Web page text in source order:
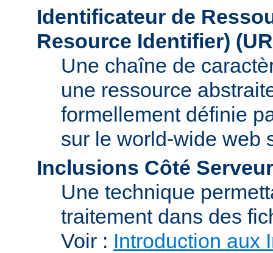
Identificateur de
Resource Identifier)
Une chaîne de
une ressource
formellement définie
sur le world-wide web
Inclusions Côté
Une technique
traitement dans des
Voir : Introduction aux